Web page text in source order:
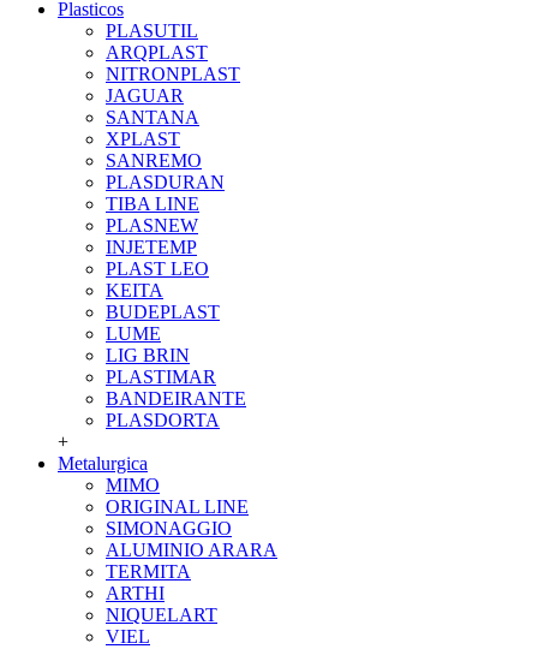
Plasticos
PLASUTIL
ARQPLAST
NITRONPLAST
JAGUAR
SANTANA
XPLAST
SANREMO
PLASDURAN
TIBA LINE
PLASNEW
INJETEMP
PLAST LEO
KEITA
BUDEPLAST
LUME
LIG BRIN
PLASTIMAR
BANDEIRANTE
PLASDORTA
+
Metalurgica
MIMO
ORIGINAL LINE
SIMONAGGIO
ALUMINIO ARARA
TERMITA
ARTHI
NIQUELART
VIEL